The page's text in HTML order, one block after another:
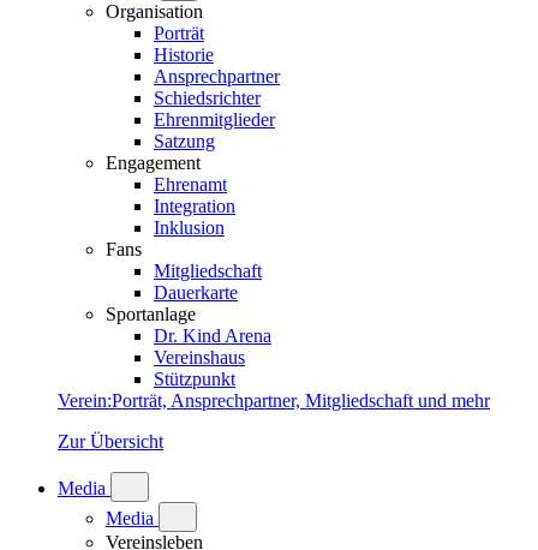
Organisation
Porträt
Historie
Ansprechpartner
Schiedsrichter
Ehrenmitglieder
Satzung
Engagement
Ehrenamt
Integration
Inklusion
Fans
Mitgliedschaft
Dauerkarte
Sportanlage
Dr. Kind Arena
Vereinshaus
Stützpunkt
Verein:Porträt, Ansprechpartner, Mitgliedschaft und mehr
Zur Übersicht
Media
Media
Vereinsleben